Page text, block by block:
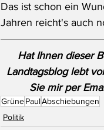
Das ist schon ein
Jahren reicht's auch
Hat Ihnen dieser
Landtagsblog lebt
Sie mir per
GrünePaulAbschiebungen
Politik